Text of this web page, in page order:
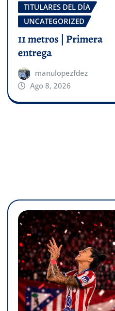
TITULARES DEL DÍA
UNCATEGORIZED
11 metros | Primera
entrega
manulopezfdez
Ago 8, 2026